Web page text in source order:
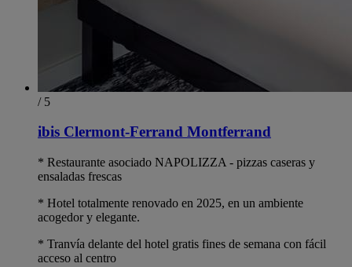
/ 5
ibis Clermont-Ferrand Montferrand
* Restaurante asociado NAPOLIZZA - pizzas caseras y
ensaladas frescas
* Hotel totalmente renovado en 2025, en un ambiente
acogedor y elegante.
* Tranvía delante del hotel gratis fines de semana con fácil
acceso al centro